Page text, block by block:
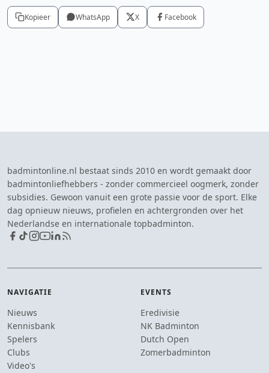
Kopieer WhatsApp X Facebook
badmintonline.nl bestaat sinds 2010 en wordt gemaakt door
badmintonliefhebbers - zonder commercieel oogmerk, zonder
subsidies. Gewoon vanuit een grote passie voor de sport. Elke
dag opnieuw nieuws, profielen en achtergronden over het
Nederlandse en internationale topbadminton.
NAVIGATIE
Nieuws
Kennisbank
Spelers
Clubs
Video's
EVENTS
Eredivisie
NK Badminton
Dutch Open
Zomerbadminton